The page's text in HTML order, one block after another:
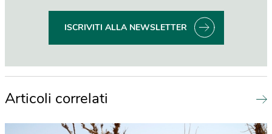
ISCRIVITI ALLA NEWSLETTER
Articoli correlati